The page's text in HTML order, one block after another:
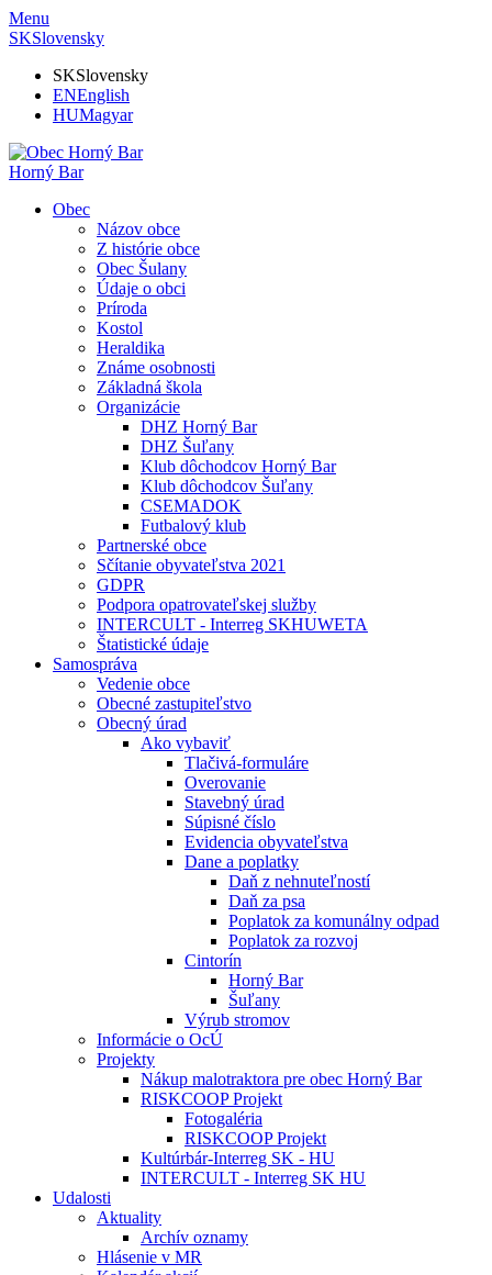
Menu
SKSlovensky
SKSlovensky
ENEnglish
HUMagyar
Horný Bar
Obec
Názov obce
Z histórie obce
Obec Šulany
Údaje o obci
Príroda
Kostol
Heraldika
Známe osobnosti
Základná škola
Organizácie
DHZ Horný Bar
DHZ Šuľany
Klub dôchodcov Horný Bar
Klub dôchodcov Šuľany
CSEMADOK
Futbalový klub
Partnerské obce
Sčítanie obyvateľstva 2021
GDPR
Podpora opatrovateľskej služby
INTERCULT - Interreg SKHUWETA
Štatistické údaje
Samospráva
Vedenie obce
Obecné zastupiteľstvo
Obecný úrad
Ako vybaviť
Tlačivá-formuláre
Overovanie
Stavebný úrad
Súpisné číslo
Evidencia obyvateľstva
Dane a poplatky
Daň z nehnuteľností
Daň za psa
Poplatok za komunálny odpad
Poplatok za rozvoj
Cintorín
Horný Bar
Šuľany
Výrub stromov
Informácie o OcÚ
Projekty
Nákup malotraktora pre obec Horný Bar
RISKCOOP Projekt
Fotogaléria
RISKCOOP Projekt
Kultúrbár-Interreg SK - HU
INTERCULT - Interreg SK HU
Udalosti
Aktuality
Archív oznamy
Hlásenie v MR